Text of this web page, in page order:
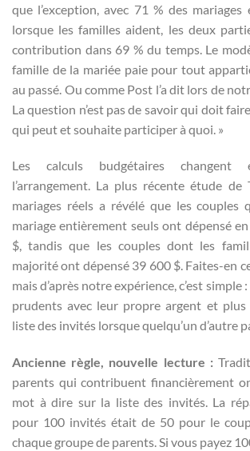
que l’exception, avec 71 % des
lorsque les familles aident, les deux
contribution dans 69 % du temps. Le
famille de la mariée paie pour tout
au passé. Ou comme Post l’a dit lors de
La question n’est pas de savoir qui doit
qui peut et souhaite participer à quoi. »
Les calculs budgétaires changent
l’arrangement. La plus récente étude
mariages réels a révélé que les couples
mariage entièrement seuls ont dépensé
$, tandis que les couples dont les
majorité ont dépensé 39 600 $. Faites-en
mais d’après notre expérience, c’est simple
prudents avec leur propre argent et plus
liste des invités lorsque quelqu’un d’autre
Ancienne règle, nouvelle lecture :
parents qui contribuent financièrement
mot à dire sur la liste des invités. La
pour 100 invités était de 50 pour le
chaque groupe de parents. Si vous payez